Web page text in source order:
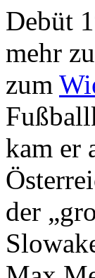
Debüt
mehr
zum
kam er
der